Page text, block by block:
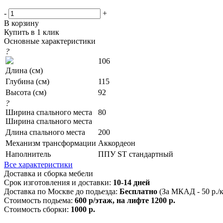
-
+
В корзину
Купить в 1 клик
Основные характеристики
?
Длина (см)
106
Глубина (см)
115
Высота (см)
92
?
Ширина спального места
Ширина спального места
80
Длина спального места
200
Механизм трансформации Аккордеон
Наполнитель
ППУ ST стандартный
Все характеристики
Доставка и сборка мебели
Срок изготовления и доставки: 10-14 дней
Доставка по Москве до подьезда: Бесплатно (За МКАД - 50 р./
Стоимость подьема: 600 р/этаж, на лифте 1200 р.
Стоимость сборки: 1000 р.